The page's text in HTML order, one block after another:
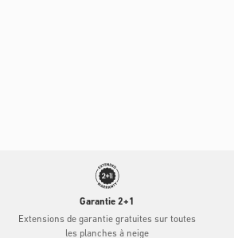
Garantie 2+1
Extensions de garantie gratuites sur toutes
les planches à neige